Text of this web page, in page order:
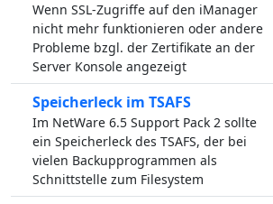
Wenn SSL-Zugriffe auf den iManager
nicht mehr funktionieren oder andere
Probleme bzgl. der Zertifikate an der
Server Konsole angezeigt
Speicherleck im TSAFS
Im NetWare 6.5 Support Pack 2 sollte
ein Speicherleck des TSAFS, der bei
vielen Backupprogrammen als
Schnittstelle zum Filesystem